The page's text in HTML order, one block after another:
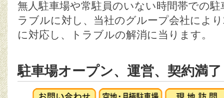
無人駐車場や常駐員のいない時間帯での
ラブルに対し、当社のグループ会社によ
に対応し、トラブルの解消に当ります。
駐車場オープン、運営、契約満